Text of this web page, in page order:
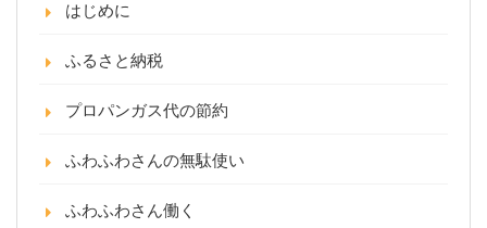
はじめに
ふるさと納税
プロパンガス代の節約
ふわふわさんの無駄使い
ふわふわさん働く